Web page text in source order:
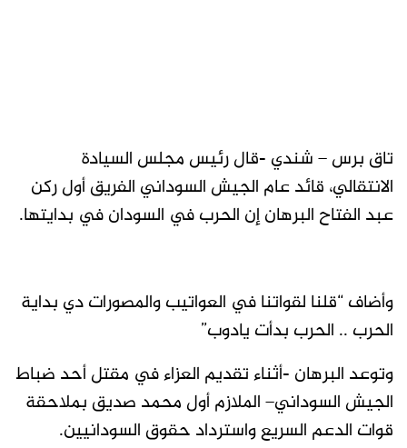
تاق برس – شندي -قال رئيس مجلس السيادة
الانتقالي، قائد عام الجيش السوداني الفريق أول ركن
عبد الفتاح البرهان إن الحرب في السودان في بدايتها.
وأضاف “قلنا لقواتنا في العواتيب والمصورات دي بداية
الحرب .. الحرب بدأت يادوب”
وتوعد البرهان -أثناء تقديم العزاء في مقتل أحد ضباط
الجيش السوداني– الملازم أول محمد صديق بملاحقة
قوات الدعم السريع واسترداد حقوق السودانيين.